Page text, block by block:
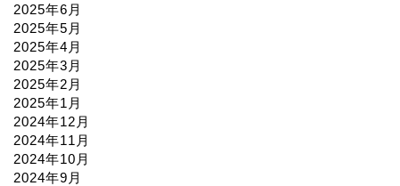
2025年6月
2025年5月
2025年4月
2025年3月
2025年2月
2025年1月
2024年12月
2024年11月
2024年10月
2024年9月